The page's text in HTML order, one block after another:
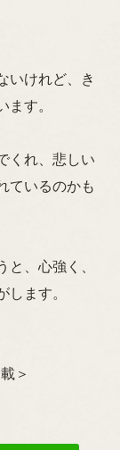
いけれど、き
ます。
くれ、悲しい
ているのかも
と、心強く、
します。
＞